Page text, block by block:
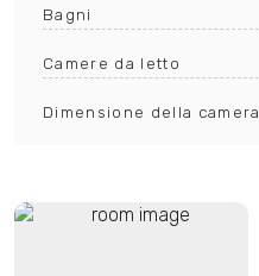
Bagni
Camere da letto
Dimensione della camera